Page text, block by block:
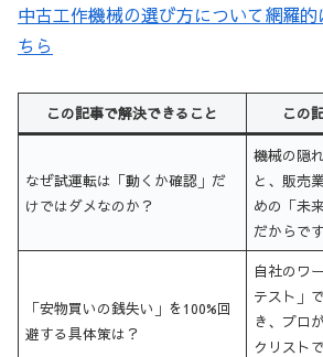
中古工作機械の選び方について網羅
ちら
この記事で解決できること この
なぜ試運転は「動くか確認」だ
けではダメなのか？
機械の隠
と、販売
めの「未
だからです
「安物買いの銭失い」を100%回
避する具体策は？
自社のワ
テスト」
き、プロ
クリスト